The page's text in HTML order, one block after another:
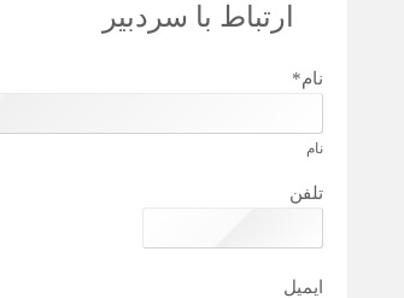
ارتباط با سردبیر
نام*
نام
تلفن
ایمیل